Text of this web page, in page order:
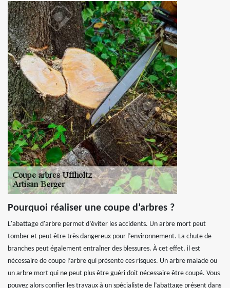
Pourquoi réaliser une coupe d’arbres ?
L'abattage d'arbre permet d’éviter les accidents. Un arbre mort peut
tomber et peut être très dangereux pour l’environnement. La chute de
branches peut également entraîner des blessures. À cet effet, il est
nécessaire de coupe l’arbre qui présente ces risques. Un arbre malade ou
un arbre mort qui ne peut plus être guéri doit nécessaire être coupé. Vous
pouvez alors confier les travaux à un spécialiste de l’abattage présent dans